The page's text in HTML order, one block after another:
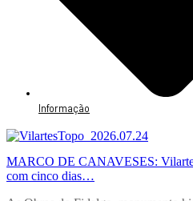
Informação
MARCO DE CANAVESES:
com cinco dias…